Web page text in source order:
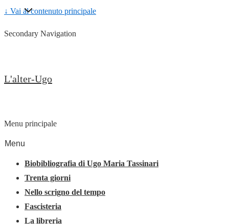
↓ Vai al contenuto principale
Secondary Navigation
L'alter-Ugo
Menu principale
Menu
Biobibliografia di Ugo Maria Tassinari
Trenta giorni
Nello scrigno del tempo
Fascisteria
La libreria